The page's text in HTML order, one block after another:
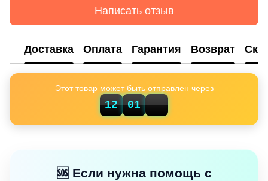
Написать отзыв
Доставка Оплата Гарантия Возврат
Этот товар может быть отправлен через
12 01
23
🆘 Если нужна помощь с